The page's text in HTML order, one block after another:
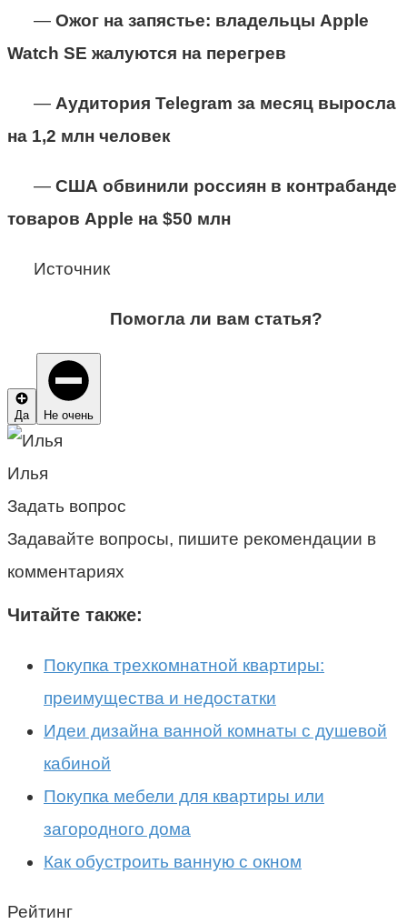
— Ожог на запястье: владельцы Apple
Watch SE жалуются на перегрев
— Аудитория Telegram за месяц выросла
на 1,2 млн человек
— США обвинили россиян в контрабанде
товаров Apple на $50 млн
Источник
Помогла ли вам статья?
Да Не очень
Илья
Задать вопрос
Задавайте вопросы, пишите рекомендации в
комментариях
Читайте также:
Покупка трехкомнатной квартиры:
преимущества и недостатки
Идеи дизайна ванной комнаты с душевой
кабиной
Покупка мебели для квартиры или
загородного дома
Как обустроить ванную с окном
Рейтинг